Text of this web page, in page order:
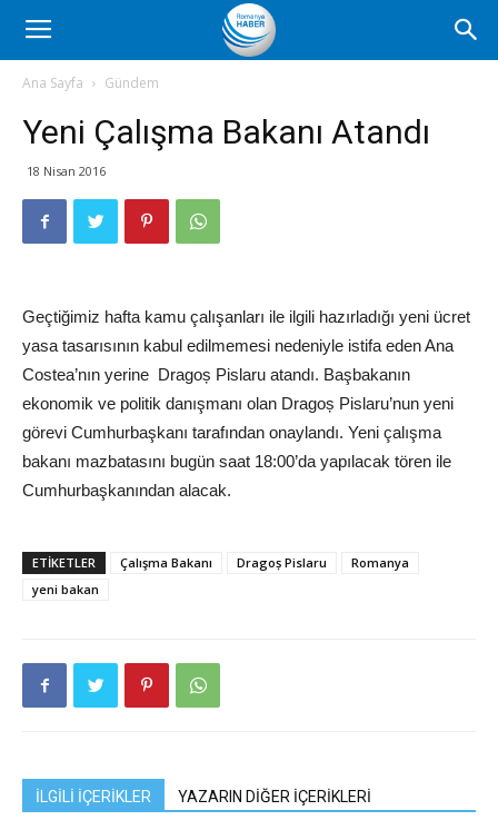
Romanya
Haber
Ana Sayfa Gündem
Yeni Çalışma Bakanı Atandı
18 Nisan 2016
Geçtiğimiz hafta kamu çalışanları ile ilgili hazırladığı yeni ücret
yasa tasarısının kabul edilmemesi nedeniyle istifa eden Ana
Costea’nın yerine Dragoș Pislaru atandı. Başbakanın
ekonomik ve politik danışmanı olan Dragoș Pislaru’nun yeni
görevi Cumhurbaşkanı tarafından onaylandı. Yeni çalışma
bakanı mazbatasını bugün saat 18:00’da yapılacak tören ile
Cumhurbaşkanından alacak.
ETIKETLER Çalışma Bakanı Dragoș Pislaru
Romanya
yeni bakan
İLGİLİ İÇERİKLER YAZARIN DİĞER İÇERİKLERİ